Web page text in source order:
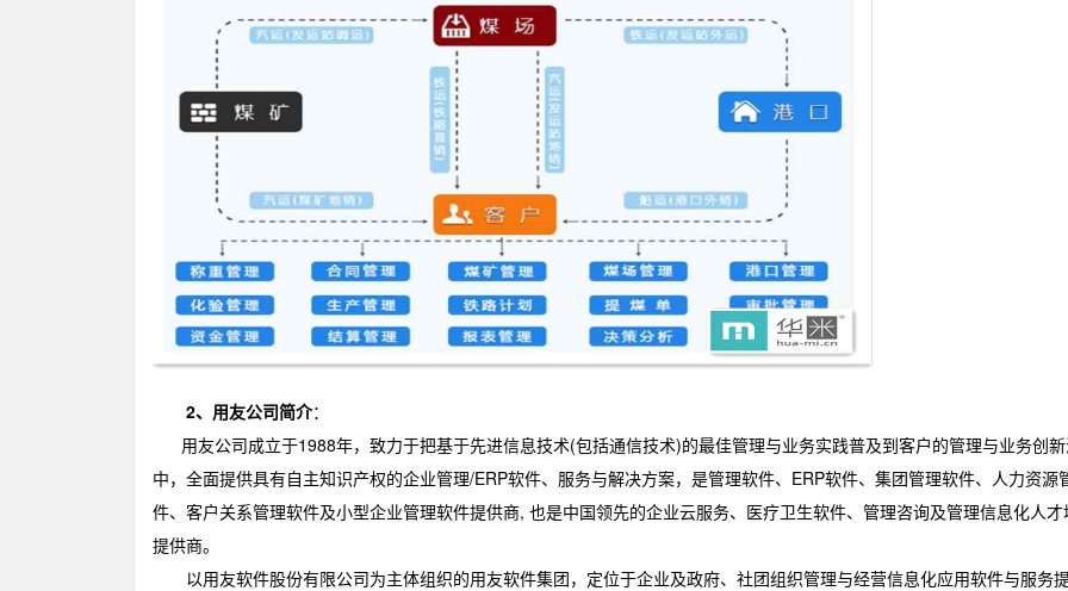
2、用友公司简介：
用友公司成立于1988年，致力于把基于先进信息技术(包括通信技术)的最佳管理与业务实践普及到客户的管理与业务创
中，全面提供具有自主知识产权的企业管理/ERP软件、服务与解决方案，是管理软件、ERP软件、集团管理软件、人力资源
件、客户关系管理软件及小型企业管理软件提供商, 也是中国领先的企业云服务、医疗卫生软件、管理咨询及管理信息化人才
提供商。
以用友软件股份有限公司为主体组织的用友软件集团，定位于企业及政府、社团组织管理与经营信息化应用软件与服务